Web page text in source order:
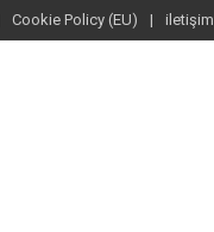
Cookie Policy (EU) iletişim